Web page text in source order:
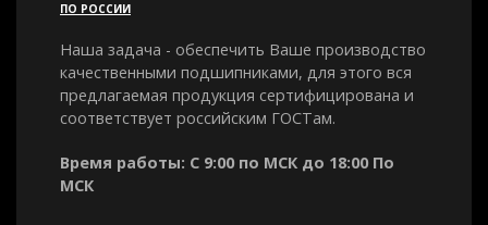
ПО РОССИИ
Наша задача - обеспечить Ваше производство
качественными подшипниками, для этого вся
предлагаемая продукция сертифицирована и
соответствует российским ГОСТам.
Время работы: С 9:00 по МСК до 18:00 По
МСК